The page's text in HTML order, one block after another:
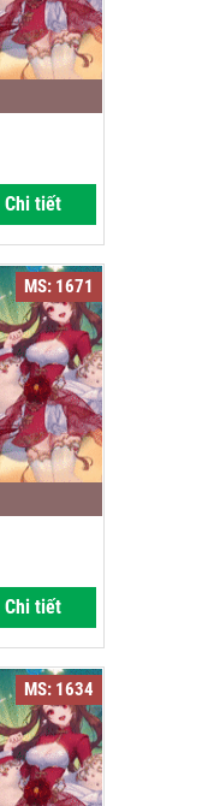
Chi tiết
MS: 1671
Chi tiết
MS: 1634